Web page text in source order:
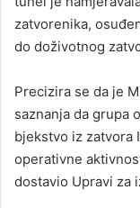
zatvorenika,
do doživotnog
Precizira se da je
saznanja da grupa
bjekstvo iz zatvora
operativne
dostavio Upravi za